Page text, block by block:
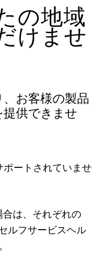
の地域
けませ
お客様の製品
提供できませ
ポートされていませ
は、それぞれの
ルフサービスヘル